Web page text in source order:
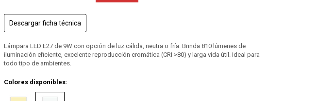
Descargar ficha técnica
Lámpara LED E27 de 9W con opción de luz cálida, neutra o fría. Brinda 810 lúmenes de
iluminación eficiente, excelente reproducción cromática (CRI >80) y larga vida útil. Ideal para
todo tipo de ambientes.
Colores disponibles: